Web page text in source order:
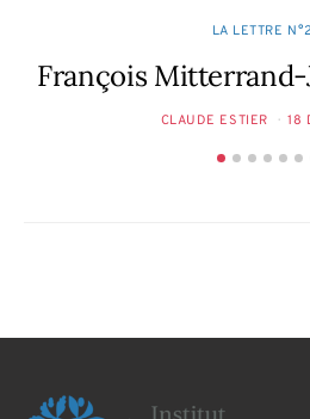
LA LETTRE
François Mitterrand-
CLAUDE ESTIER 18